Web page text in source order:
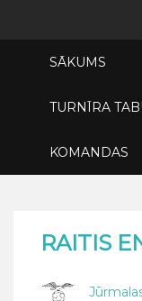
SĀKUMS
TURNĪRA
KOMANDAS
RAITIS